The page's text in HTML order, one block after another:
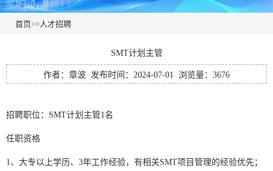
首页>>人才招聘
SMT计划主管
作者：章波 发布时间：2024-07-01 浏览量：3676
招聘职位：SMT计划主管1名
任职资格
1、大专以上学历、3年工作经验，有相关SMT项目管理的经验优先；